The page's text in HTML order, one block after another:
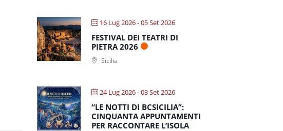
16 Lug 2026- 05 Set 2026
FESTIVAL DEI TEATRI DI
PIETRA 2026
Sicilia
24 Lug 2026- 03 Set 2026
“LE NOTTI DI BCSICILIA”:
CINQUANTA APPUNTAMENTI
PER RACCONTARE L’ISOLA